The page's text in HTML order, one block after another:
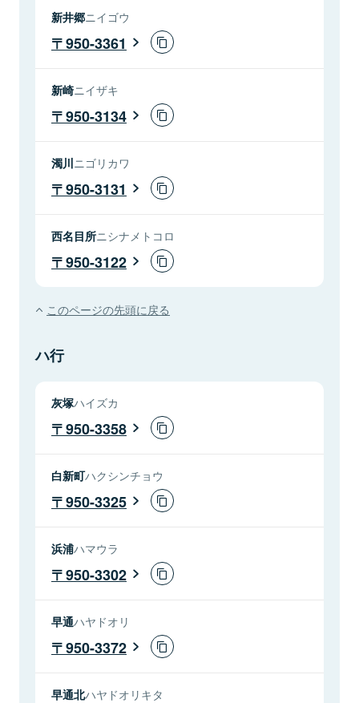
新井郷ニイゴウ
950-3361
新崎ニイザキ
950-3134
濁川ニゴリカワ
950-3131
西名目所ニシナメトコロ
950-3122
このページの先頭に戻る
ハ行
灰塚ハイズカ
950-3358
白新町ハクシンチョウ
950-3325
浜浦ハマウラ
950-3302
早通ハヤドオリ
950-3372
早通北ハヤドオリキタ